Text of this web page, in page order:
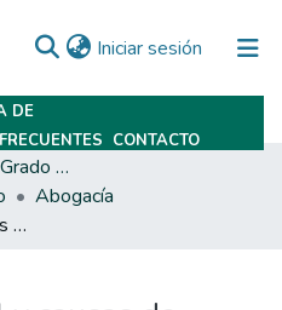
Iniciar sesión (current)
DE
CONTACTO
Trabajos Finales De Grado Y Posgrado
Abogacía
Actuación policial y causas de justificación: legítima defensa y cumplimiento del deber.